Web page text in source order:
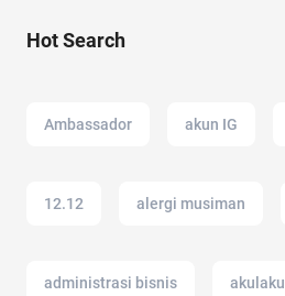
Hot Search
Ambassador akun IG
12.12 alergi musiman
administrasi bisnis akulaku